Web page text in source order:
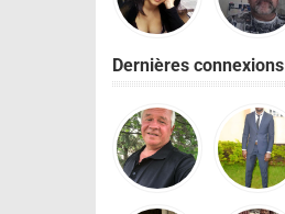
Dernières connexions